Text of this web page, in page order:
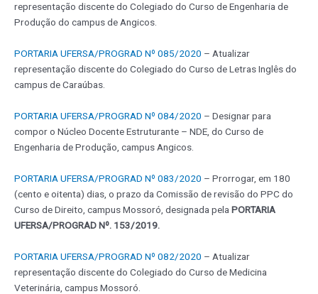
representação discente do Colegiado do Curso de Engenharia de
Produção do campus de Angicos.
PORTARIA UFERSA/PROGRAD Nº 085/2020 – Atualizar
representação discente do Colegiado do Curso de Letras Inglês do
campus de Caraúbas.
PORTARIA UFERSA/PROGRAD Nº 084/2020 – Designar para
compor o Núcleo Docente Estruturante – NDE, do Curso de
Engenharia de Produção, campus Angicos.
PORTARIA UFERSA/PROGRAD Nº 083/2020 – Prorrogar, em 180
(cento e oitenta) dias, o prazo da Comissão de revisão do PPC do
Curso de Direito, campus Mossoró, designada pela PORTARIA
UFERSA/PROGRAD Nº. 153/2019.
PORTARIA UFERSA/PROGRAD Nº 082/2020 – Atualizar
representação discente do Colegiado do Curso de Medicina
Veterinária, campus Mossoró.